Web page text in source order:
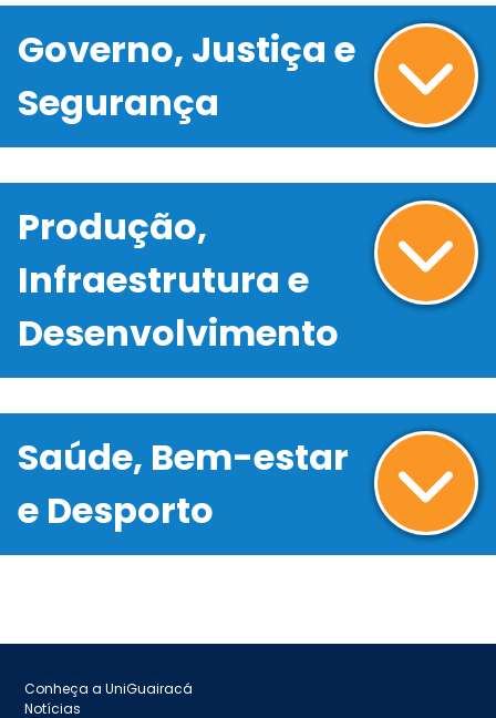
Governo, Justiça e
Segurança
Produção,
Infraestrutura e
Desenvolvimento
Saúde, Bem-estar
e Desporto
Conheça a UniGuairacá
Notícias